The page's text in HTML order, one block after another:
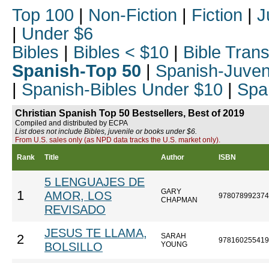
Top 100 | Non-Fiction | Fiction |
| Under $6
Bibles | Bibles < $10 | Bible
Spanish-Top 50 | Spanish-
| Spanish-Bibles Under $10 |
Christian Spanish Top 50 Bestsellers, Best of 2019
Compiled and distributed by ECPA
List does not include Bibles, juvenile or books under $6.
From U.S. sales only (as NPD data tracks the U.S. market only).
Rank Title Author ISBN
1
5 LENGUAJES DE
AMOR, LOS
REVISADO
GARY
CHAPMAN
2
JESUS TE LLAMA,
BOLSILLO
SARAH
YOUNG